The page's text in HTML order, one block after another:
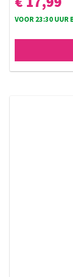
VOOR 23:30 UUR